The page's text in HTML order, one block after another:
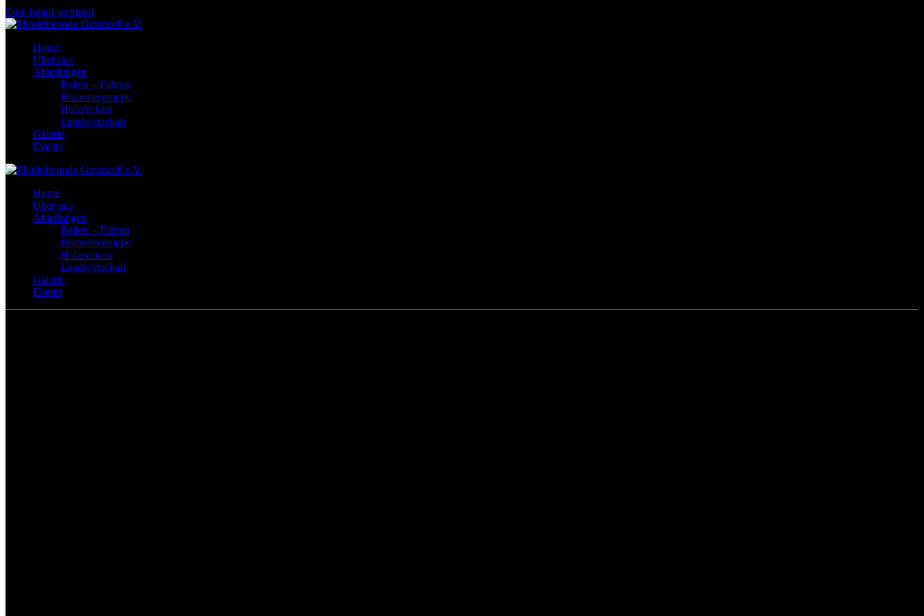
Zum Inhalt springen
Home
Über uns
Abteilungen
Reiten – Fahren
Blutreitergruppe
Holzrücken
Landwirtschaft
Galerie
Events
Home
Über uns
Abteilungen
Reiten – Fahren
Blutreitergruppe
Holzrücken
Landwirtschaft
Galerie
Events